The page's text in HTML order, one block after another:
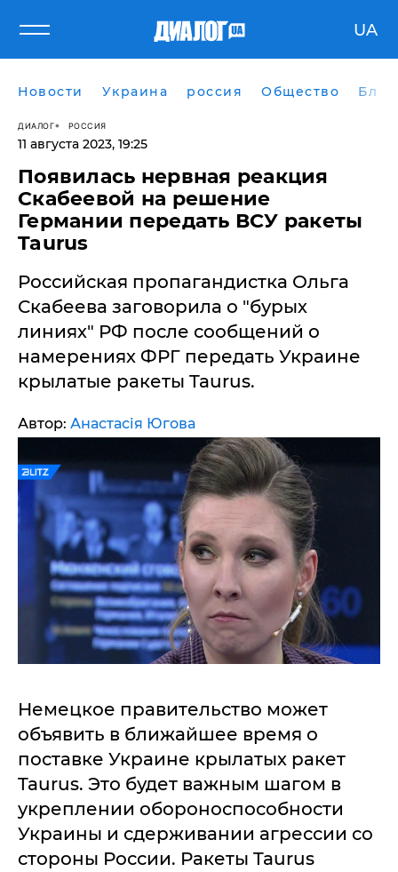
UA
Новости Украина россия Общество
ДИАЛОГ РОССИЯ
11 августа 2023, 19:25
Появилась нервная реакция
Скабеевой на решение
Германии передать ВСУ ракеты
Taurus
Российская пропагандистка Ольга
Скабеева заговорила о "бурых
линиях" РФ после сообщений о
намерениях ФРГ передать Украине
крылатые ракеты Taurus.
Автор: Анастасія Югова
Немецкое правительство может
объявить в ближайшее время о
поставке Украине крылатых ракет
Taurus. Это будет важным шагом в
укреплении обороноспособности
Украины и сдерживании агрессии со
стороны России. Ракеты Taurus